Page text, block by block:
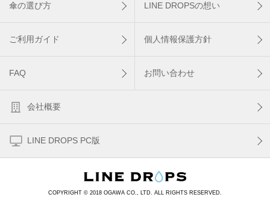
傘の選び方 LINE DROPSの想い
ご利用ガイド 個人情報保護方針
FAQ お問い合わせ
会社概要
LINE DROPS PC版
COPYRIGHT © 2018 OGAWA CO., LTD. ALL RIGHTS RESERVED.